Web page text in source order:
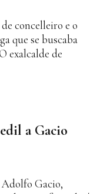
concelleiro e o
que se buscaba
exalcalde de
a Gacio
Gacio,